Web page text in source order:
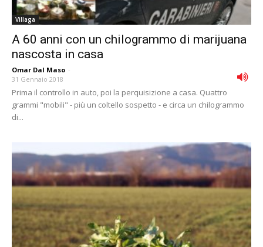
Villaga
A 60 anni con un chilogrammo di marijuana
nascosta in casa
Omar Dal Maso -
31 Gennaio 2018
Prima il controllo in auto, poi la perquisizione a casa. Quattro
grammi "mobili" - più un coltello sospetto - e circa un chilogrammo
di...